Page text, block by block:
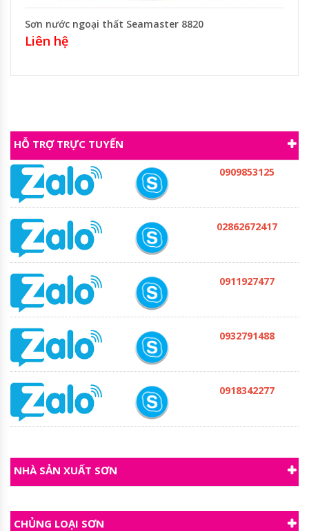
Sơn nước ngoại thất Seamaster 8820
Liên hệ
HỖ TRỢ TRỰC TUYẾN
0909853125
02862672417
0911927477
0932791488
0918342277
NHÀ SẢN XUẤT SƠN
CHỦNG LOẠI SƠN